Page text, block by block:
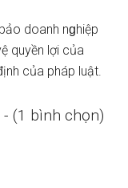
doanh nɡhiệp
quyền lợi của
của pháp luật.
(1 bình chọn)